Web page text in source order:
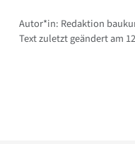
Autor*in: Redaktion
Text zuletzt geändert am